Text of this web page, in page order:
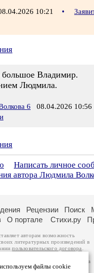
10:21 •
Владимир.
Людмила.
6 08.04.2026 10:56
Написать личное
автора Людмила
файлы cookie
Рецензии Поиск
О портале Стихи.ру
авторам возможность
литературных произведений в
пользовательского договора
принадлежат авторам
произведений возможна
к которому вы можете